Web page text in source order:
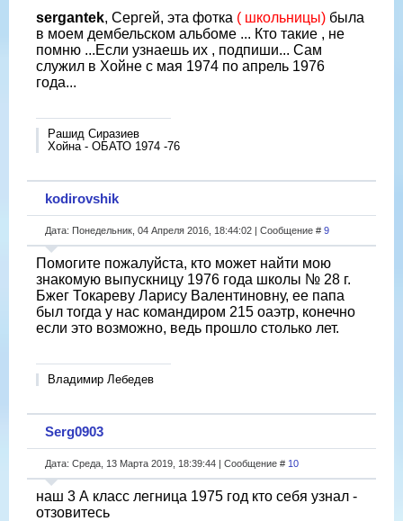
sergantek, Сергей, эта фотка ( школьницы) была
в моем дембельском альбоме ... Кто такие , не
помню ...Если узнаешь их , подпиши... Сам
служил в Хойне с мая 1974 по апрель 1976
года...
Рашид Сиразиев
Хойна - ОБАТО 1974 -76
kodirovshik
Дата: Понедельник, 04 Апреля 2016, 18:44:02 | Сообщение # 9
Помогите пожалуйста, кто может найти мою
знакомую выпускницу 1976 года школы № 28 г.
Бжег Токареву Ларису Валентиновну, ее папа
был тогда у нас командиром 215 оаэтр, конечно
если это возможно, ведь прошло столько лет.
Владимир Лебедев
Serg0903
Дата: Среда, 13 Марта 2019, 18:39:44 | Сообщение # 10
наш 3 А класс легница 1975 год кто себя узнал -
отзовитесь